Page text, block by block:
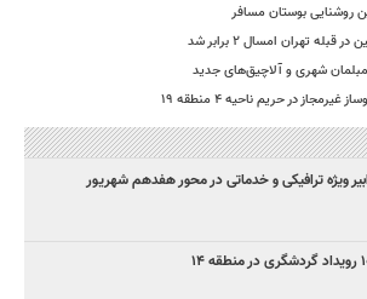
روشنایی بوستان مسافر
تهران امسال ۲ برابر شد
مبلمان شهری و آلاچیق‌های جدید
ویژه ترافیکی و خدماتی در محور هفدهم شهریور